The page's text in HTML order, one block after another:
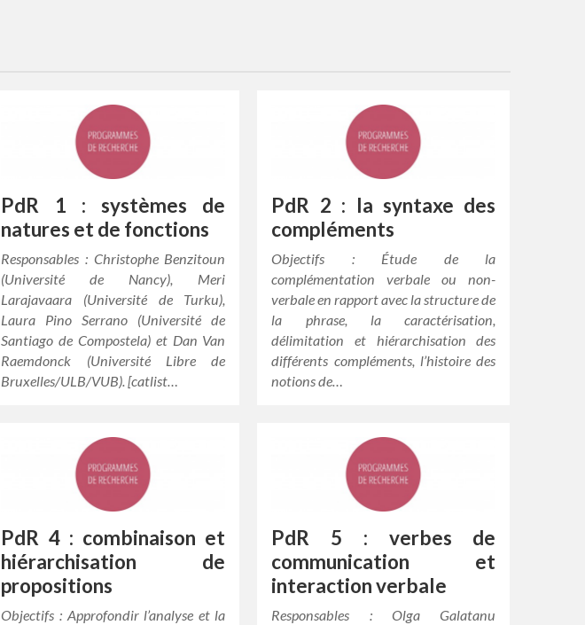
PdR 1 : systèmes de
natures et de fonctions
Responsables : Christophe Benzitoun
(Université de Nancy), Meri
Larajavaara (Université de Turku),
Laura Pino Serrano (Université de
Santiago de Compostela) et Dan Van
Raemdonck (Université Libre de
Bruxelles/ULB/VUB). [catlist…
PdR 2 : la syntaxe des
compléments
Objectifs : Étude de la
complémentation verbale ou non-
verbale en rapport avec la structure de
la phrase, la caractérisation,
délimitation et hiérarchisation des
différents compléments, l’histoire des
notions de…
PdR 4 : combinaison et
hiérarchisation de
propositions
Objectifs : Approfondir l’analyse et la
PdR 5 : verbes de
communication et
interaction verbale
Responsables : Olga Galatanu